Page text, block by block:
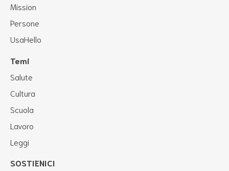
Mission
Persone
UsaHello
Temi
Salute
Cultura
Scuola
Lavoro
Leggi
SOSTIENICI